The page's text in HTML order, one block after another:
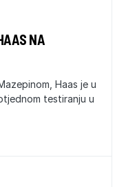
NA
Haas je u
testiranju u